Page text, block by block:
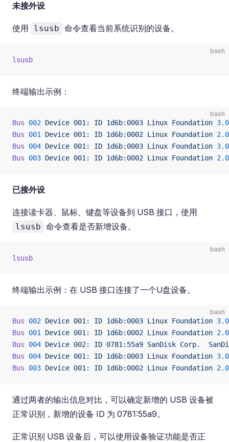
未接外设
使用 lsusb 命令查看当前系统识别的设备。
bash
lsusb
终端输出示例：
bash
Bus 002 Device 001: ID 1d6b:0003 Linux Foundation 3.0
Bus 001 Device 001: ID 1d6b:0002 Linux Foundation 2.0
Bus 004 Device 001: ID 1d6b:0003 Linux Foundation 3.0
Bus 003 Device 001: ID 1d6b:0002 Linux Foundation 2.0
已接外设
连接读卡器、鼠标、键盘等设备到 USB 接口，使用
lsusb 命令查看是否新增设备。
bash
lsusb
终端输出示例：在 USB 接口连接了一个U盘设备。
bash
Bus 002 Device 001: ID 1d6b:0003 Linux Foundation 3.0
Bus 001 Device 001: ID 1d6b:0002 Linux Foundation 2.0
Bus 004 Device 002: ID 0781:55a9 SanDisk Corp.
Bus 004 Device 001: ID 1d6b:0003 Linux Foundation 3.0
Bus 003 Device 001: ID 1d6b:0002 Linux Foundation 2.0
通过两者的输出信息对比，可以确定新增的 USB 设备被
正常识别，新增的设备 ID 为 0781:55a9。
正常识别 USB 设备后，可以使用设备验证功能是否正